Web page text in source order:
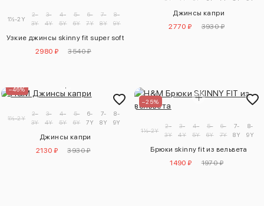
1½-2Y
2-
3Y
3-
4Y
4-
5Y
5-
6Y
6-
7Y
7-
8Y
8-
9Y
Узкие джинсы skinny fit super soft
2980 ₽
3540 ₽
Джинсы капри
2770 ₽
3930 ₽
–46%
1½-2Y
2-
3Y
3-
4Y
4-
5Y
5-
6Y
6-
7Y
7-
8Y
8-
9Y
Джинсы капри
2130 ₽
3930 ₽
–25%
1½-2Y
2-
3Y
3-
4Y
4-
5Y
5-
6Y
6-
7Y
7-
8Y
8-
9Y
Брюки skinny fit из вельвета
1490 ₽
1970 ₽